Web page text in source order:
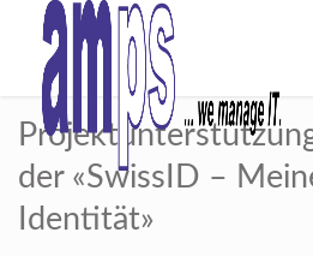
der «SwissID –
Identität»